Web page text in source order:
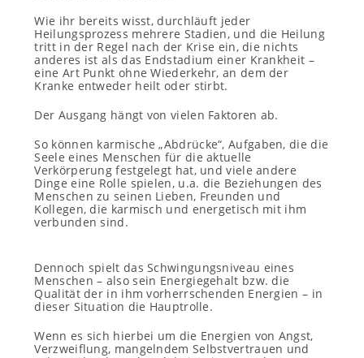
Wie ihr bereits wisst, durchläuft jeder
Heilungsprozess mehrere Stadien, und die Heilung
tritt in der Regel nach der Krise ein, die nichts
anderes ist als das Endstadium einer Krankheit –
eine Art Punkt ohne Wiederkehr, an dem der
Kranke entweder heilt oder stirbt.
Der Ausgang hängt von vielen Faktoren ab.
So können karmische „Abdrücke“, Aufgaben, die die
Seele eines Menschen für die aktuelle
Verkörperung festgelegt hat, und viele andere
Dinge eine Rolle spielen, u.a. die Beziehungen des
Menschen zu seinen Lieben, Freunden und
Kollegen, die karmisch und energetisch mit ihm
verbunden sind.
Dennoch spielt das Schwingungsniveau eines
Menschen – also sein Energiegehalt bzw. die
Qualität der in ihm vorherrschenden Energien – in
dieser Situation die Hauptrolle.
Wenn es sich hierbei um die Energien von Angst,
Verzweiflung, mangelndem Selbstvertrauen und